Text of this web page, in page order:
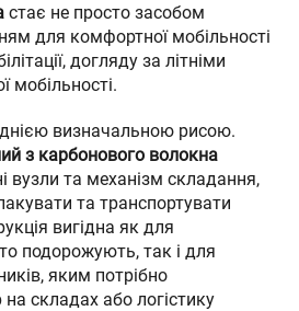
стає не просто засобом
для комфортної мобільності
догляду за літніми
мобільності.
визначальною рисою.
з карбонового волокна
вузли та механізм складання,
та транспортувати
вигідна як для
подорожують, так і для
яким потрібно
на складах або логістику